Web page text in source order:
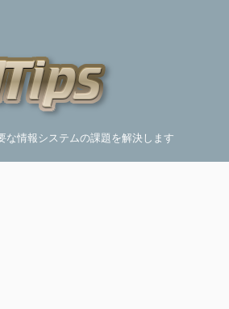
な情報システムの課題を解決します